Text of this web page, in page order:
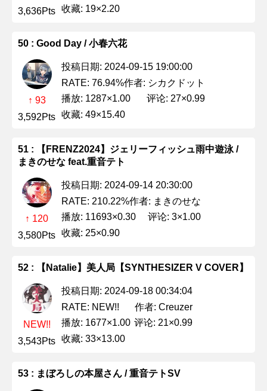
3,636Pts 收藏: 19×2.20
50 : Good Day / 小春六花
↑ 93
3,592Pts
投稿日期: 2024-09-15 19:00:00
RATE: 76.94%作者: シカクドット
播放: 1287×1.00
评论: 27×0.99
收藏: 49×15.40
51 : 【FRENZ2024】ジェリーフィッシュ雨中遊泳 /
まきのせな feat.重音テト
↑ 120
3,580Pts
投稿日期: 2024-09-14 20:30:00
RATE: 210.22%作者: まきのせな
播放: 11693×0.30
评论: 3×1.00
收藏: 25×0.90
52 : 【Natalie】美人局【SYNTHESIZER V COVER】
NEW!!
3,543Pts
投稿日期: 2024-09-18 00:34:04
RATE: NEW!!
作者: Creuzer
播放: 1677×1.00 评论: 21×0.99
收藏: 33×13.00
53 : まぼろしの本屋さん / 重音テトSV